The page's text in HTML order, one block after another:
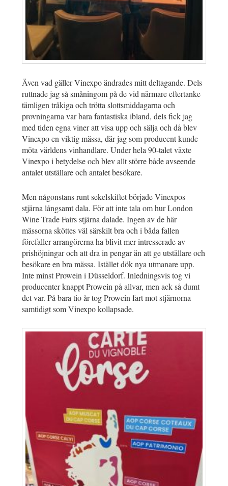
Även vad gäller Vinexpo ändrades mitt deltagande. Dels
ruttnade jag så småningom på de vid närmare eftertanke
tämligen tråkiga och trötta slottsmiddagarna och
provningarna var bara fantastiska ibland, dels fick jag
med tiden egna viner att visa upp och sälja och då blev
Vinexpo en viktig mässa, där jag som producent kunde
möta världens vinhandlare. Under hela 90-talet växte
Vinexpo i betydelse och blev allt större både avseende
antalet utställare och antalet besökare.
Men någonstans runt sekelskiftet började Vinexpos
stjärna långsamt dala. För att inte tala om hur London
Wine Trade Fairs stjärna dalade. Ingen av de här
mässorna sköttes väl särskilt bra och i båda fallen
förefaller arrangörerna ha blivit mer intresserade av
prishöjningar och att dra in pengar än att ge utställare och
besökare en bra mässa. Istället dök nya utmanare upp.
Inte minst Prowein i Düsseldorf. Inledningsvis tog vi
producenter knappt Prowein på allvar, men ack så dumt
det var. På bara tio år tog Prowein fart mot stjärnorna
samtidigt som Vinexpo kollapsade.